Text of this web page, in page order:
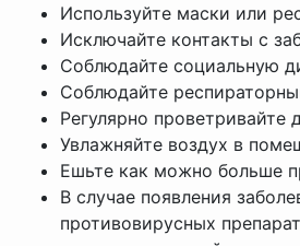
Используйте маски или
Исключайте контакты с
Соблюдайте социальную
Соблюдайте
Регулярно
Увлажняйте воздух в
Ешьте как можно больше
В случае появления
противовирусных